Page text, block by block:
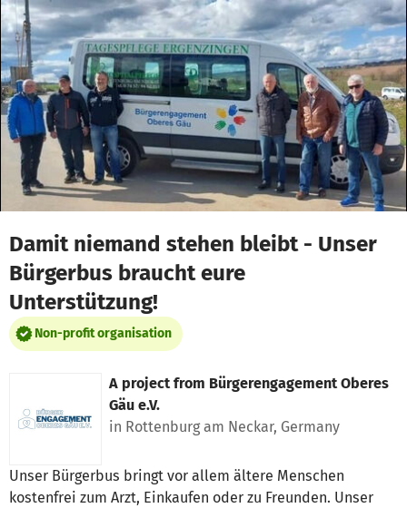
Skip to main content
Show accessibility statement
Damit niemand stehen bleibt - Unser
Bürgerbus braucht eure
Unterstützung!
Non-profit organisation
A project from Bürgerengagement Oberes
Gäu e.V.
in Rottenburg am Neckar, Germany
Unser Bürgerbus bringt vor allem ältere Menschen
kostenfrei zum Arzt, Einkaufen oder zu Freunden. Unser